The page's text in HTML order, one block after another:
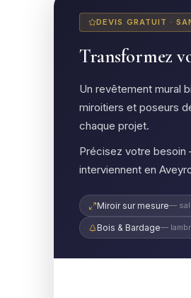
DEVIS GRATUIT ·
Transformez
Un revêtement mural
miroitiers et poseurs
chaque projet.
Précisez votre
interviennent en
Miroir sur mesure—
Bois & Bardage—